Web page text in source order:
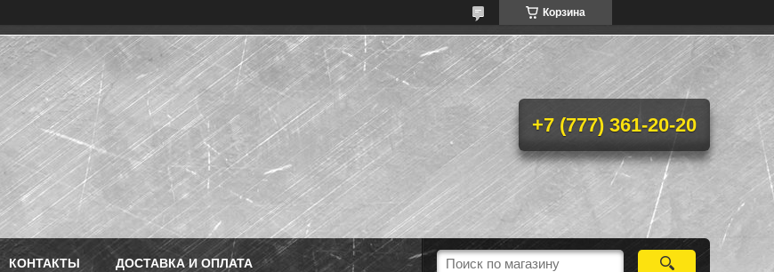
Корзина
+7 (777) 361-20-20
КОНТАКТЫ ДОСТАВКА И ОПЛАТА